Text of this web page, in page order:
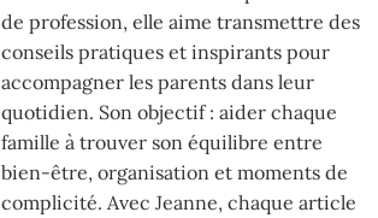
de profession, elle aime transmettre des
conseils pratiques et inspirants pour
accompagner les parents dans leur
quotidien. Son objectif : aider chaque
famille à trouver son équilibre entre
bien-être, organisation et moments de
complicité. Avec Jeanne, chaque article